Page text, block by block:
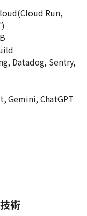
Run,
Datadog, Sentry,
Gemini, ChatGPT
ビスに積極的に投
術